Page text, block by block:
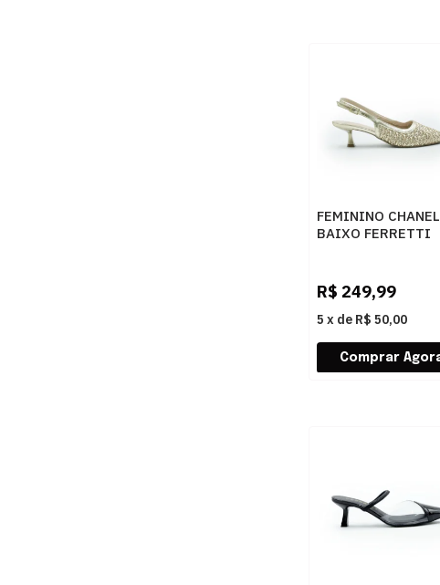
FEMININO CHANEL
BAIXO FERRETTI
R$ 249,99
5 x de R$ 50,00